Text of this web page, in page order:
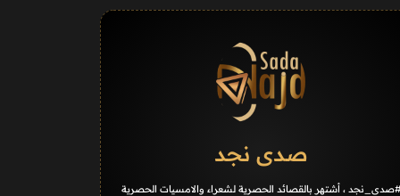
صدى نجد
#صدى_نجد ، أشتهر بالقصائد الحصرية لشعراء والامسيات الحصرية